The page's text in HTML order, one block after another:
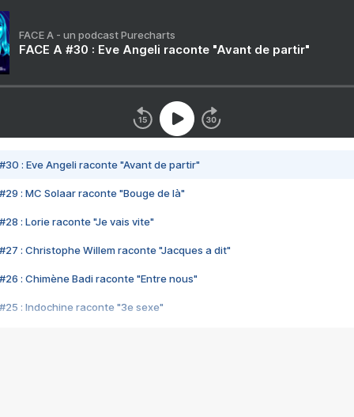
FACE A - un podcast Purecharts
FACE A #30 : Eve Angeli raconte "Avant de partir"
#30 : Eve Angeli raconte "Avant de partir"
#29 : MC Solaar raconte "Bouge de là"
#28 : Lorie raconte "Je vais vite"
#27 : Christophe Willem raconte "Jacques a dit"
#26 : Chimène Badi raconte "Entre nous"
#25 : Indochine raconte "3e sexe"